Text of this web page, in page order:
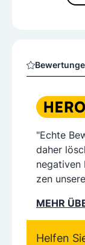
"Echte
daher
negativen
zen
MEHR
Helfen